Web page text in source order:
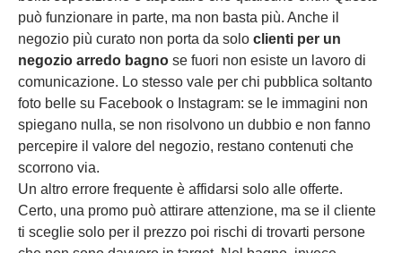
può funzionare in parte, ma non basta più. Anche il
negozio più curato non porta da solo clienti per un
negozio arredo bagno se fuori non esiste un lavoro di
comunicazione. Lo stesso vale per chi pubblica soltanto
foto belle su Facebook o Instagram: se le immagini non
spiegano nulla, se non risolvono un dubbio e non fanno
percepire il valore del negozio, restano contenuti che
scorrono via.
Un altro errore frequente è affidarsi solo alle offerte.
Certo, una promo può attirare attenzione, ma se il cliente
ti sceglie solo per il prezzo poi rischi di trovarti persone